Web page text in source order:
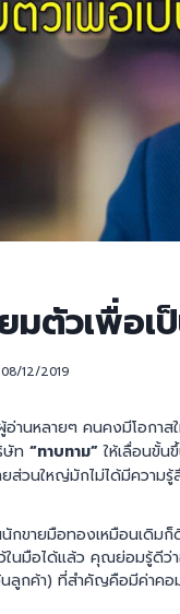
มตัวเพื่อ
08/12/2019
นหลายๆ คนคงมีโอกาส
ษัท “ทาบทาม”ให้เลื่อนขั้น
ส่วนใหญ่มักไม่ได้มีความรู้
นักขายมือทองเหมือนเดิ
นมือได้แล้ว คุณย่อมรู้ดีว่
ลูกค้า) ที่สำคัญคือมีค่าคอม